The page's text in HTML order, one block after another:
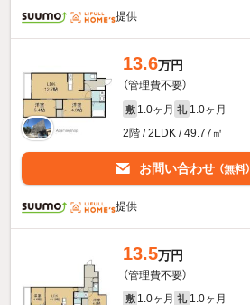
提供
13.6万円
（管理費不要）
敷 1.0ヶ月 礼 1.0ヶ月
2階 / 2LDK / 49.77㎡
お問い合わせ （無料）
提供
13.5万円
（管理費不要）
敷 1.0ヶ月 礼 1.0ヶ月